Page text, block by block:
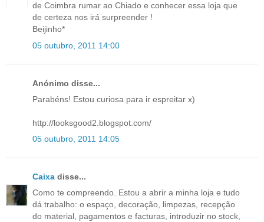
de Coimbra rumar ao Chiado e conhecer essa loja que
de certeza nos irá surpreender !
Beijinho*
05 outubro, 2011 14:00
Anónimo disse...
Parabéns! Estou curiosa para ir espreitar x)
http://looksgood2.blogspot.com/
05 outubro, 2011 14:05
Caixa disse...
Como te compreendo. Estou a abrir a minha loja e tudo
dá trabalho: o espaço, decoração, limpezas, recepção
do material, pagamentos e facturas, introduzir no stock,